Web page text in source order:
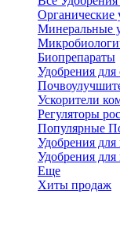
Органические
Минеральные
Биопрепараты
Удобрения для
Ускорители
Регуляторы
Популярные
Удобрения
Удобрения для
Еще
Хиты продаж